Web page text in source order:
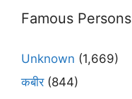
Famous Persons
Unknown (1,669)
कबीर(844)